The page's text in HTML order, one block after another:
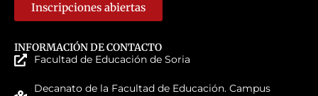
Inscripciones abiertas
INFORMACIÓN DE CONTACTO
Facultad de Educación de Soria
Decanato de la Facultad de Educación. Campus